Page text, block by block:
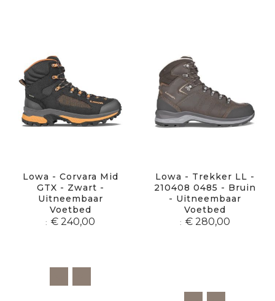
Lowa - Corvara Mid
GTX - Zwart -
Uitneembaar
Voetbed
€ 240,00
Lowa - Trekker LL -
210408 0485 - Bruin
- Uitneembaar
Voetbed
€ 280,00